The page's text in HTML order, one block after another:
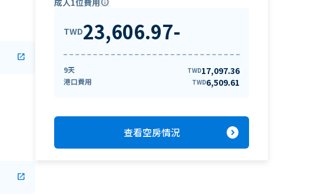
open_in_new
open_in_new
成人1位費用info
TWD23,606.97-
9天 TWD17,097.36
港口費用 TWD6,509.61
查看空房情況 expand_circle_right